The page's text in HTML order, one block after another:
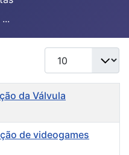
Mostrar #
da Válvula
de videogames